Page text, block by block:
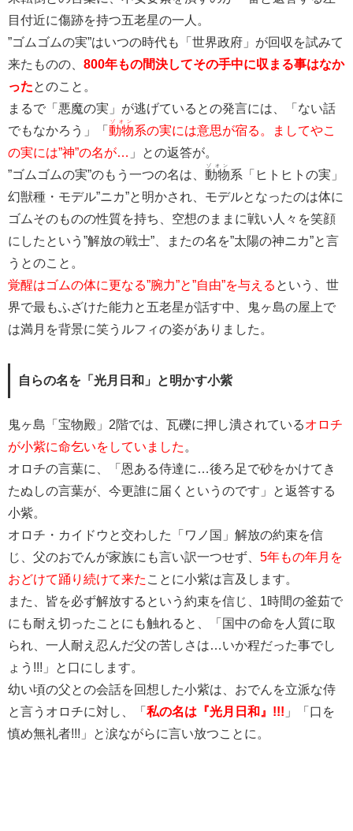
目付近に傷跡を持つ五老星の一人。
”ゴムゴムの実”はいつの時代も「世界政府」が回収を試みて
来たものの、 800年もの間決してその手中に収まる事はなか
ったとのこと。
まるで「悪魔の実」が逃げているとの発言には、「ない話
でもなかろう」「 動物
ゾオン
系の実には意思が宿る。ましてやこ
の実には”神”の名が… 」との返答が。
”ゴムゴムの実”のもう一つの名は、 動物
ゾオン
系「ヒトヒトの実」
幻獣種・モデル”ニカ”と明かされ、モデルとなったのは体に
ゴムそのものの性質を持ち、空想のままに戦い人々を笑顔
にしたという”解放の戦士”、またの名を”太陽の神ニカ”と言
うとのこと。
覚醒はゴムの体に更なる”腕力”と”自由”を与える という、世
界で最もふざけた能力と五老星が話す中、鬼ヶ島の屋上で
は満月を背景に笑うルフィの姿がありました。
自らの名を「光月日和」と明かす小紫
鬼ヶ島「宝物殿」2階では、瓦礫に押し潰されているオロチ
が小紫に命乞いをしていました 。
オロチの言葉に、「恩ある侍達に…後ろ足で砂をかけてき
たぬしの言葉が、今更誰に届くというのです」と返答する
小紫。
オロチ・カイドウと交わした「ワノ国」解放の約束を信
じ、父のおでんが家族にも言い訳一つせず、 5年もの年月を
おどけて踊り続けて来た ことに小紫は言及します。
また、皆を必ず解放するという約束を信じ、1時間の釜茹で
にも耐え切ったことにも触れると、「国中の命を人質に取
られ、一人耐え忍んだ父の苦しさは…いか程だった事でし
ょう!!!」と口にします。
幼い頃の父との会話を回想した小紫は、おでんを立派な侍
と言うオロチに対し、「 私の名は『光月日和』!!! 」「口を
慎め無礼者!!!」と涙ながらに言い放つことに。